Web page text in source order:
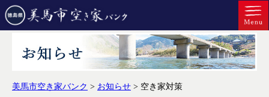
美馬市空き家バンク > お知らせ > 空き家対策